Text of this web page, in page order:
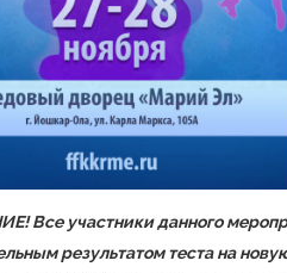
Все участники данного
результатом теста на